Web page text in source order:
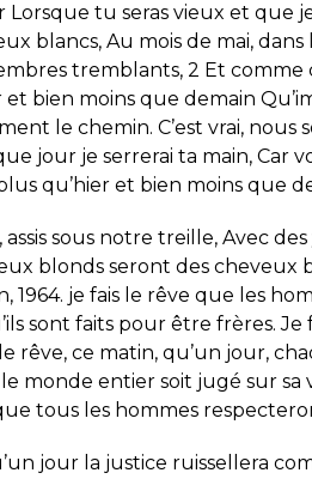
Lorsque tu seras vieux et que
blancs, Au mois de mai, dans
tremblants, 2 Et comme
bien moins que demain
le chemin. C’est vrai, nous
jour je serrerai ta main, Car
qu’hier et bien moins que
sous notre treille, Avec
blonds seront des cheveux
1964. je fais le rêve que les
sont faits pour être frères. Je
rêve, ce matin, qu’un jour,
monde entier soit jugé sur
tous les hommes
jour la justice ruissellera